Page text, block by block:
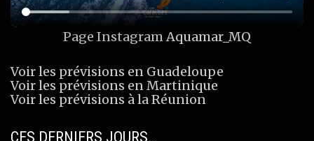
Page InstagramAquamar_MQ
Voir les prévisions en Guadeloupe
Voir les prévisions en Martinique
Voir les prévisions à la Réunion
CES DERNIERS JOURS…